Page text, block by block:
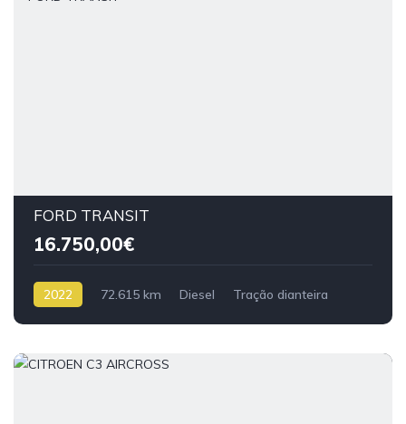
FORD TRANSIT
16.750,00€
2022 72.615 km Diesel Tração dianteira